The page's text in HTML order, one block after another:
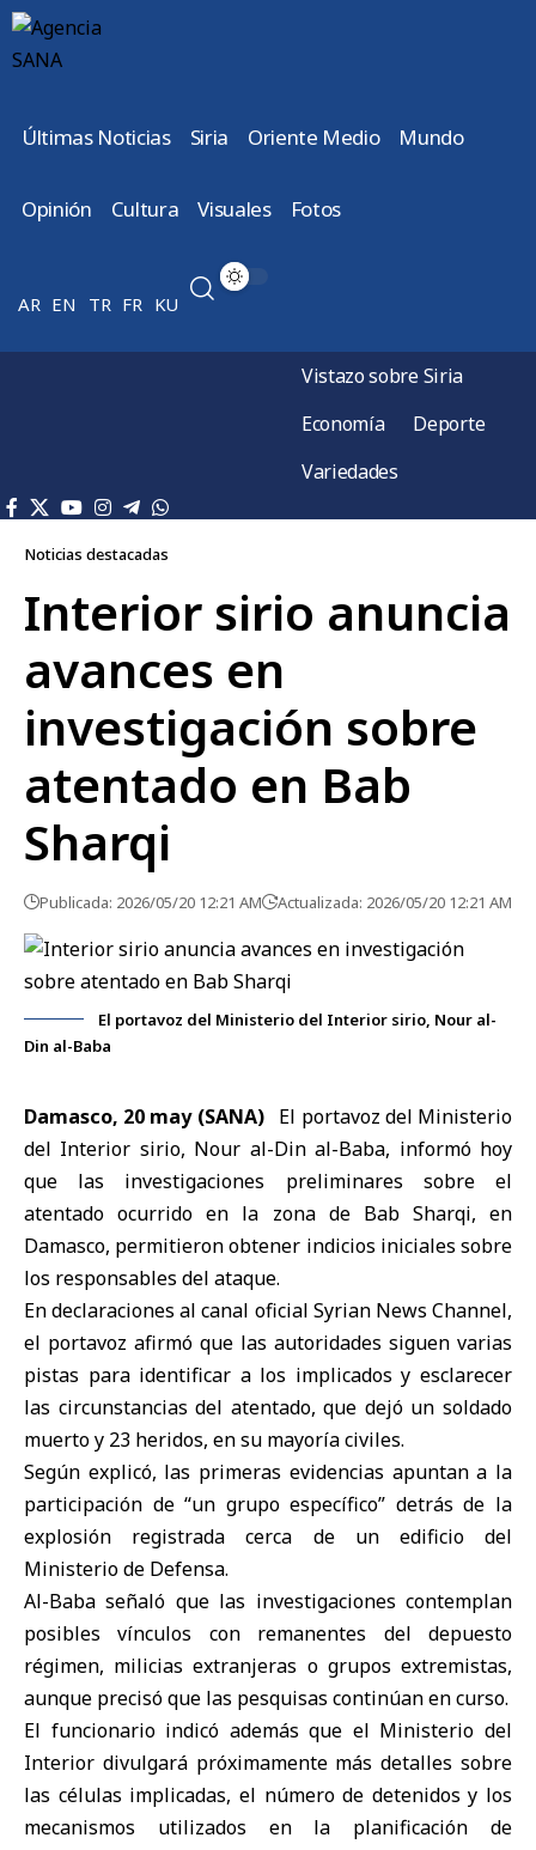
Últimas Noticias Siria Oriente Medio Mundo
Opinión Cultura Visuales Fotos
AR EN TR FR KU
Vistazo sobre Siria
Economía
Deporte
Variedades
Noticias destacadas
Interior sirio anuncia
avances en
investigación sobre
atentado en Bab
Sharqi
Publicada: 2026/05/20 12:21 AM Actualizada: 2026/05/20 12:21 AM
El portavoz del Ministerio del Interior sirio, Nour al-
Din al-Baba
Damasco, 20 may (SANA)El portavoz del Ministerio
del Interior sirio, Nour al-Din al-Baba, informó hoy
que las investigaciones preliminares sobre el
atentado ocurrido en la zona de Bab Sharqi, en
Damasco, permitieron obtener indicios iniciales sobre
los responsables del ataque.
En declaraciones al canal oficial Syrian News Channel,
el portavoz afirmó que las autoridades siguen varias
pistas para identificar a los implicados y esclarecer
las circunstancias del atentado, que dejó un soldado
muerto y 23 heridos, en su mayoría civiles.
Según explicó, las primeras evidencias apuntan a la
participación de “un grupo específico” detrás de la
explosión registrada cerca de un edificio del
Ministerio de Defensa.
Al-Baba señaló que las investigaciones contemplan
posibles vínculos con remanentes del depuesto
régimen, milicias extranjeras o grupos extremistas,
aunque precisó que las pesquisas continúan en curso.
El funcionario indicó además que el Ministerio del
Interior divulgará próximamente más detalles sobre
las células implicadas, el número de detenidos y los
mecanismos utilizados en la planificación de